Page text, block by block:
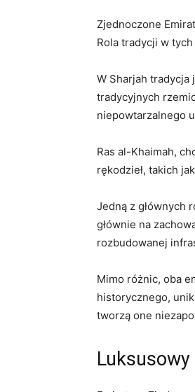
Zjednoczone
Rola tradycji w‌
W Sharjah tradycja
‍tradycyjnych
niepowtarzalnego
Ras‌ al-Khaimah,
rękodzieł, takich
Jedną z głównych
głównie na
⁣rozbudowanej
Mimo różnic, oba
historycznego,
tworzą one